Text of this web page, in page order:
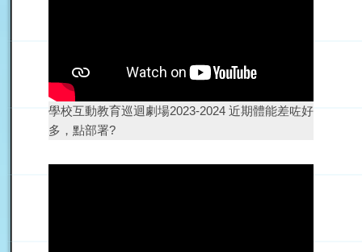
學校互動教育巡迴劇場2023-2024 近期體能差咗好
多，點部署?